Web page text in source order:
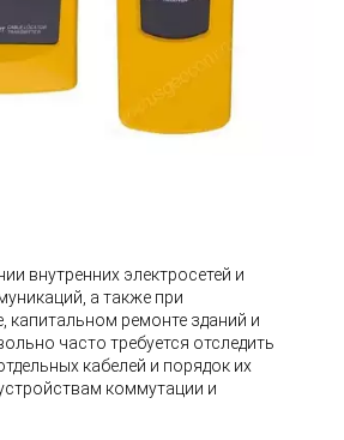
внутренних электросетей и
а также при
капитальном ремонте зданий и
часто требуется отследить
кабелей и порядок их
коммутации и